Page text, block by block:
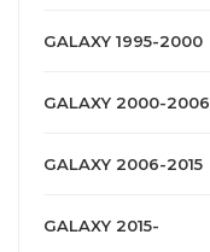
GALAXY 1995-2000
GALAXY 2000-2006
GALAXY 2006-2015
GALAXY 2015-